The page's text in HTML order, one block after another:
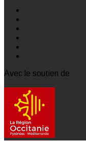
Avec le soutien de